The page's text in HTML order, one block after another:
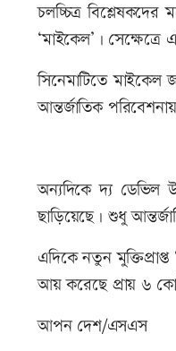
চলচ্চিত্র
‘মাইকেল’।
সিনেমাটিতে মাইকেল
আন্তর্জাতিক
অন্যদিকে দ্য ডেভিল
ছাড়িয়েছে। শুধু
এদিকে নতুন
আয় করেছে প্রায় ৬
আপন দেশ/এসএস